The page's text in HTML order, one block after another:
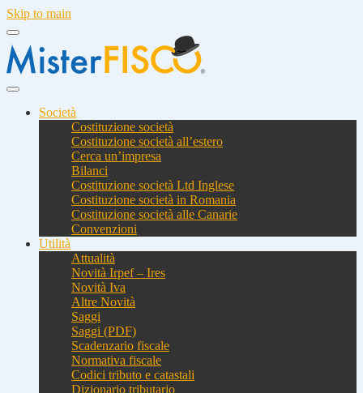
Skip to main
Società
Costituzione società
Costituzione società all’estero
Cerca un’impresa
Bilanci
Costituzione società Ltd Inglese
Costituzione società in Romania
Costituzione società alle Canarie
Convenzioni
Utilità
Attualità
Novità Irpef – Ires
Novità Iva
Altre Novità
Saggi
Saggi (PDF)
Scadenzario fiscale
Normativa fiscale
Codici tributo e catastali
Dizionario tributario